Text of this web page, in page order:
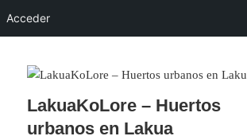
Acceder
LakuaKoLore – Huertos
urbanos en Lakua